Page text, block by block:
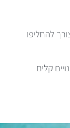
להחליפו
קלים